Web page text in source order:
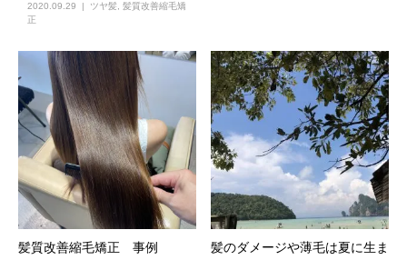
2020.09.29 ツヤ髪
髪質改善縮毛矯
正
髪質改善縮毛矯正 事例
髪のダメージや薄毛は夏に生ま